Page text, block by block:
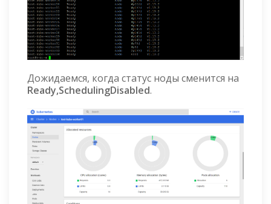
Дожидаемся, когда статус ноды сменится на
Ready,SchedulingDisabled.